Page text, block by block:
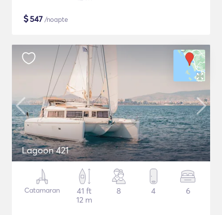
$547 /noapte
Lagoon 421
Catamaran
41 ft
12 m
8 4 6